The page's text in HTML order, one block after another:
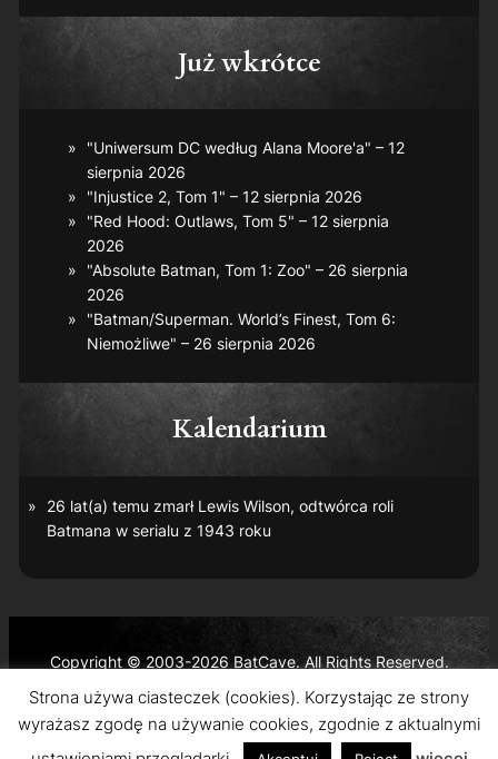
Już wkrótce
"Uniwersum DC według Alana Moore'a" – 12
sierpnia 2026
"Injustice 2, Tom 1" – 12 sierpnia 2026
"Red Hood: Outlaws, Tom 5" – 12 sierpnia
2026
"Absolute Batman, Tom 1: Zoo" – 26 sierpnia
2026
"Batman/Superman. World’s Finest, Tom 6:
Niemożliwe" – 26 sierpnia 2026
Kalendarium
26 lat(a) temu zmarł Lewis Wilson, odtwórca roli
Batmana w serialu z 1943 roku
Copyright © 2003-2026 BatCave. All Rights Reserved.
Batman and all related characters and elements are the
trademarks of © DC Comics and Warner Bros. Entertainment
Inc.
Strona używa ciasteczek (cookies). Korzystając ze strony
wyrażasz zgodę na używanie cookies, zgodnie z aktualnymi